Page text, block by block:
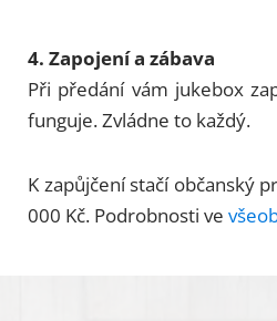
4. Zapojení a zábava
Při předání vám jukebox
funguje. Zvládne to každý.
K zapůjčení stačí občanský
000 Kč. Podrobnosti ve